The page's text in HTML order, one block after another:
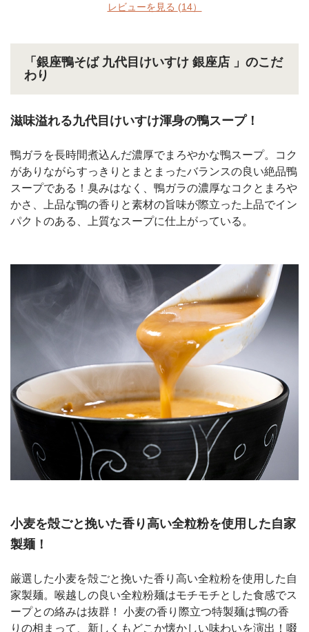
レビューを見る (14）
「銀座鴨そば 九代目けいすけ 銀座店 」のこだ
わり
滋味溢れる九代目けいすけ渾身の鴨スープ！
鴨ガラを長時間煮込んだ濃厚でまろやかな鴨スープ。コク
がありながらすっきりとまとまったバランスの良い絶品鴨
スープである！臭みはなく、鴨ガラの濃厚なコクとまろや
かさ、上品な鴨の香りと素材の旨味が際立った上品でイン
パクトのある、上質なスープに仕上がっている。
小麦を殻ごと挽いた香り高い全粒粉を使用した自家
製麺！
厳選した小麦を殻ごと挽いた香り高い全粒粉を使用した自
家製麺。喉越しの良い全粒粉麺はモチモチとした食感でス
ープとの絡みは抜群！ 小麦の香り際立つ特製麺は鴨の香
りの相まって、新しくもどこか懐かしい味わいを演出！啜